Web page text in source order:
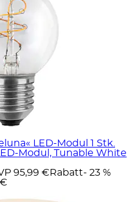
LED-Modul 1 Stk.
Modul, Tunable White
95,99 € Rabatt- 23 %